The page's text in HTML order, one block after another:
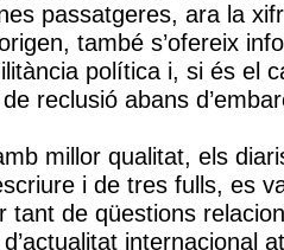
passatgeres, ara la
també s’ofereix
política i, si és el
reclusió abans
millor qualitat, els
i de tres fulls, es
tant de qüestions
internacional